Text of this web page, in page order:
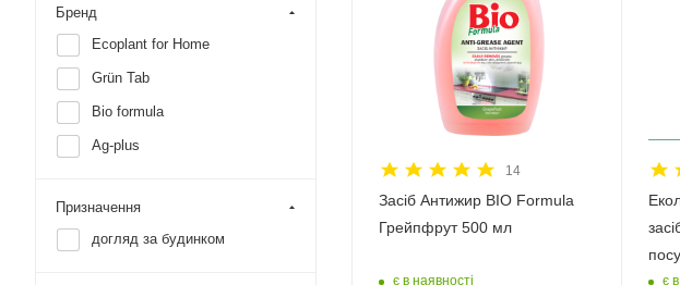
14
Засіб Антижир BIO Formula
Грейпфрут 500 мл
є в наявності
є
Бренд
Ecoplant for Home
Grün Tab
Bio formula
Ag-plus
Призначення
догляд за будинком